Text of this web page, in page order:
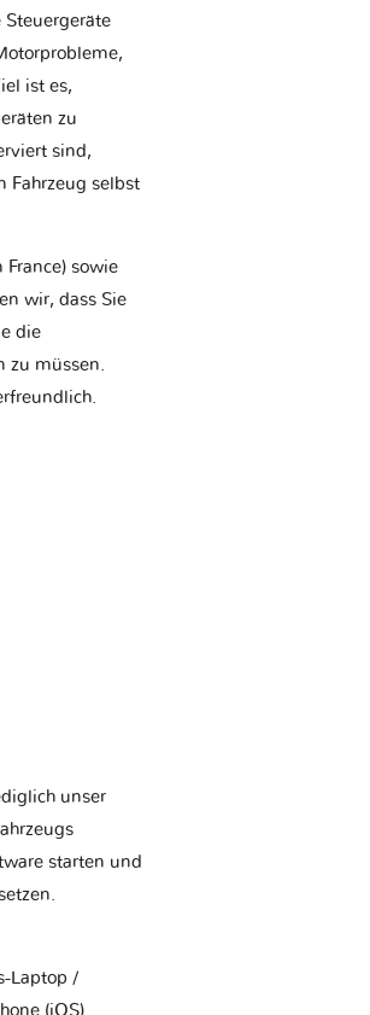
Steuergeräte
ist es,
zu
sind,
Fahrzeug selbst
sowie
wir, dass Sie
die
zu müssen.
unser
starten und
Laptop /
(iOS)